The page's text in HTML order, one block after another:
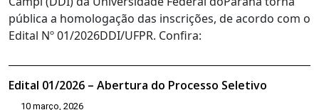
pública a homologação das inscrições, de acordo com o
Edital Nº 01/2026DDI/UFPR. Confira:
Edital 01/2026 – Abertura do Processo Seletivo
10 março, 2026